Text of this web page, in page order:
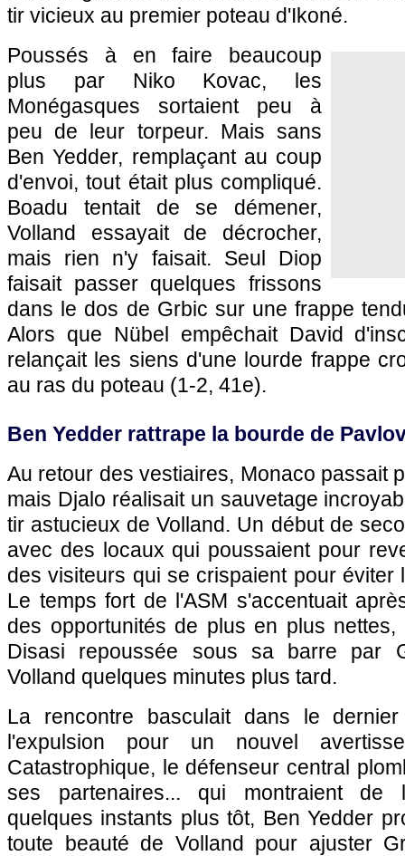
tir vicieux au premier poteau d'Ikoné.
Poussés à en faire beaucoup
plus par Niko Kovac, les
Monégasques sortaient peu à
peu de leur torpeur. Mais sans
Ben Yedder, remplaçant au coup
d'envoi, tout était plus compliqué.
Boadu tentait de se démener,
Volland essayait de décrocher,
mais rien n'y faisait. Seul Diop
faisait passer quelques frissons
dans le dos de Grbic sur une frappe
Alors que Nübel empêchait David
relançait les siens d'une lourde frappe
au ras du poteau (1-2, 41e).
Ben Yedder rattrape la bourde de
Au retour des vestiaires, Monaco passait
mais Djalo réalisait un sauvetage
tir astucieux de Volland. Un début de
avec des locaux qui poussaient pour
des visiteurs qui se crispaient pour éviter
Le temps fort de l'ASM s'accentuait
des opportunités de plus en plus
Disasi repoussée sous sa barre par
Volland quelques minutes plus tard.
La rencontre basculait dans le
l'expulsion pour un nouvel
Catastrophique, le défenseur central
ses partenaires... qui montraient de
quelques instants plus tôt, Ben Yedder
toute beauté de Volland pour ajuster